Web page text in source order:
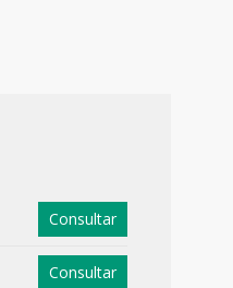
Consultar
Consultar